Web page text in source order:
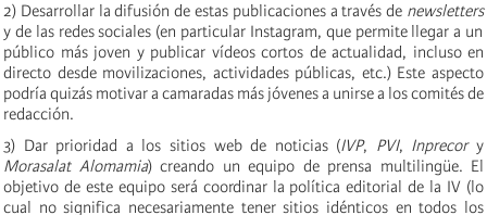
2) Desarrollar la difusión de estas publicaciones a través de newsletters
y de las redes sociales (en particular Instagram, que permite llegar a un
público más joven y publicar vídeos cortos de actualidad, incluso en
directo desde movilizaciones, actividades públicas, etc.) Este aspecto
podría quizás motivar a camaradas más jóvenes a unirse a los comités de
redacción.
3) Dar prioridad a los sitios web de noticias (IVP, PVI, Inprecory
Morasalat Alomamia) creando un equipo de prensa multilingüe. El
objetivo de este equipo será coordinar la política editorial de la IV (lo
cual no significa necesariamente tener sitios idénticos en todos los